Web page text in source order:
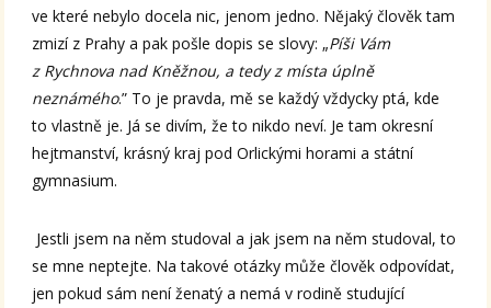
ve které nebylo docela nic, jenom jedno. Nějaký člověk tam
zmizí z Prahy a pak pošle dopis se slovy: „Píši Vám
z Rychnova nad Kněžnou, a tedy z místa úplně
neznámého.” To je pravda, mě se každý vždycky ptá, kde
to vlastně je. Já se divím, že to nikdo neví. Je tam okresní
hejtmanství, krásný kraj pod Orlickými horami a státní
gymnasium.
Jestli jsem na něm studoval a jak jsem na něm studoval, to
se mne neptejte. Na takové otázky může člověk odpovídat,
jen pokud sám není ženatý a nemá v rodině studující